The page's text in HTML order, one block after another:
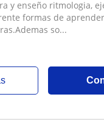
y enseño ritmologia,
formas de
so...